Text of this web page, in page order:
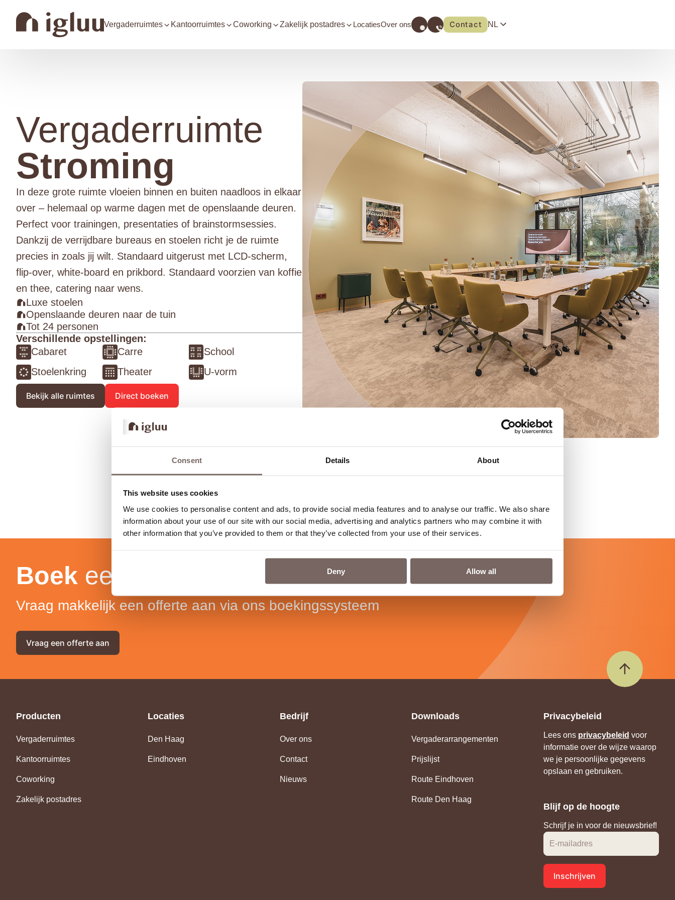
Consent Details About
This website uses cookies
We use cookies to personalise content and ads, to provide social media features and to analyse our traffic. We also share
information about your use of our site with our social media, advertising and analytics partners who may combine it with
other information that you’ve provided to them or that they’ve collected from your use of their services.
Deny Allow all
Vergaderruimtes Kantoorruimtes Coworking Zakelijk postadres LocatiesOver ons Contact NL
Vergaderruimte
Stroming
In deze grote ruimte vloeien binnen en buiten naadloos in elkaar
over – helemaal op warme dagen met de openslaande deuren.
Perfect voor trainingen, presentaties of brainstormsessies.
Dankzij de verrijdbare bureaus en stoelen richt je de ruimte
precies in zoals jij wilt. Standaard uitgerust met LCD-scherm,
flip-over, white-board en prikbord. Standaard voorzien van koffie
en thee, catering naar wens.
Luxe stoelen
Openslaande deuren naar de tuin
Tot 24 personen
Verschillende opstellingen:
Cabaret
Carre
School
Stoelenkring
Theater U-vorm
Bekijk alle ruimtes Direct boeken
Boek een vergaderruimte
Vraag makkelijk een offerte aan via ons boekingssysteem
Vraag een offerte aan
Producten
Vergaderruimtes
Kantoorruimtes
Coworking
Zakelijk postadres
Locaties
Den Haag
Eindhoven
Bedrijf
Over ons
Contact
Nieuws
Downloads
Vergaderarrangementen
Prijslijst(opent
nieuw
Route Eindhoven
Route Den Haag
Privacybeleid
Lees ons privacybeleid voor
informatie over de wijze waarop
we je persoonlijke gegevens
opslaan en gebruiken.
Blijf op de hoogte
Schrijf je in voor de nieuwsbrief!
E-mailadres
Inschrijven